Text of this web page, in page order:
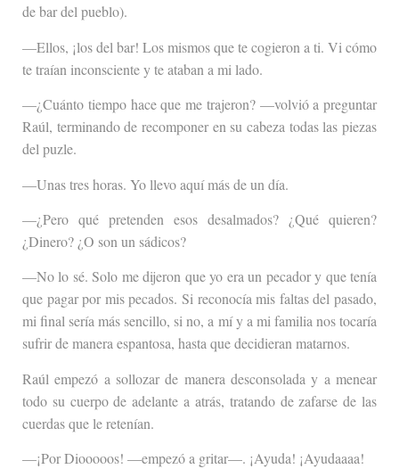
de bar del pueblo).
—Ellos, ¡los del bar! Los mismos que te cogieron a ti. Vi cómo
te traían inconsciente y te ataban a mi lado.
—¿Cuánto tiempo hace que me trajeron? —volvió a preguntar
Raúl, terminando de recomponer en su cabeza todas las piezas
del puzle.
—Unas tres horas. Yo llevo aquí más de un día.
—¿Pero qué pretenden esos desalmados? ¿Qué quieren?
¿Dinero? ¿O son un sádicos?
—No lo sé. Solo me dijeron que yo era un pecador y que tenía
que pagar por mis pecados. Si reconocía mis faltas del pasado,
mi final sería más sencillo, si no, a mí y a mi familia nos tocaría
sufrir de manera espantosa, hasta que decidieran matarnos.
Raúl empezó a sollozar de manera desconsolada y a menear
todo su cuerpo de adelante a atrás, tratando de zafarse de las
cuerdas que le retenían.
—¡Por Diooooos! —empezó a gritar—. ¡Ayuda! ¡Ayudaaaa!